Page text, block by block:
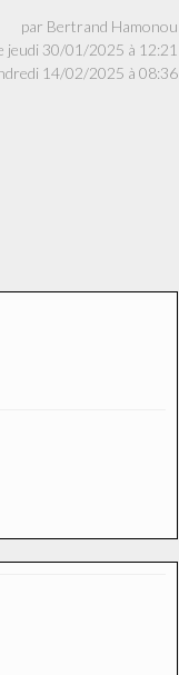
par Bertrand Hamonou
jeudi 30/01/2025 à 12:21
14/02/2025 à 08:36